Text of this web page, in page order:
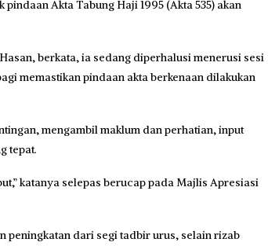
Akta Tabung Haji 1995 (Akta 535) akan
berkata, ia sedang diperhalusi menerusi sesi
memastikan pindaan akta berkenaan dilakukan
mengambil maklum dan perhatian, input
tepat.
katanya selepas berucap pada Majlis Apresiasi
peningkatan dari segi tadbir urus, selain rizab